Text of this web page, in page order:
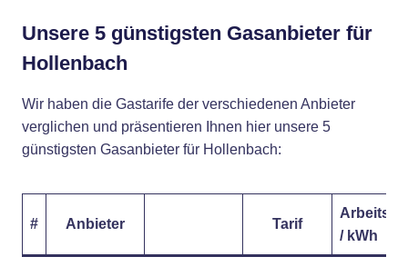
Unsere 5 günstigsten Gasanbieter für
Hollenbach
Wir haben die Gastarife der verschiedenen Anbieter
verglichen und präsentieren Ihnen hier unsere 5
günstigsten Gasanbieter für Hollenbach:
# Anbieter Tarif
/ kWh